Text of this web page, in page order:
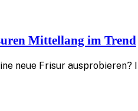
Mittellang im Trend
neue Frisur